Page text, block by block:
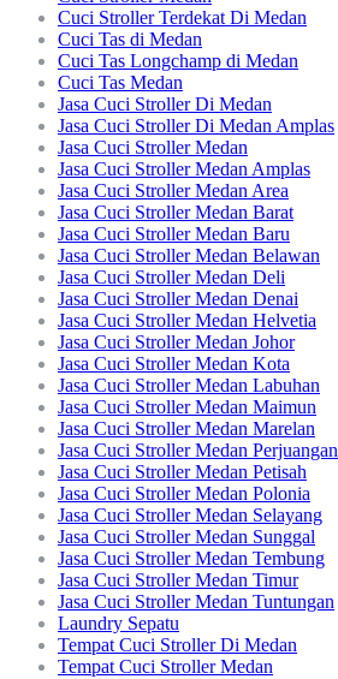
Cuci Stroller Terdekat Di Medan
Cuci Tas di Medan
Cuci Tas Longchamp di Medan
Cuci Tas Medan
Jasa Cuci Stroller Di Medan
Jasa Cuci Stroller Di Medan Amplas
Jasa Cuci Stroller Medan
Jasa Cuci Stroller Medan Amplas
Jasa Cuci Stroller Medan Area
Jasa Cuci Stroller Medan Barat
Jasa Cuci Stroller Medan Baru
Jasa Cuci Stroller Medan Belawan
Jasa Cuci Stroller Medan Deli
Jasa Cuci Stroller Medan Denai
Jasa Cuci Stroller Medan Helvetia
Jasa Cuci Stroller Medan Johor
Jasa Cuci Stroller Medan Kota
Jasa Cuci Stroller Medan Labuhan
Jasa Cuci Stroller Medan Maimun
Jasa Cuci Stroller Medan Marelan
Jasa Cuci Stroller Medan Perjuangan
Jasa Cuci Stroller Medan Petisah
Jasa Cuci Stroller Medan Polonia
Jasa Cuci Stroller Medan Selayang
Jasa Cuci Stroller Medan Sunggal
Jasa Cuci Stroller Medan Tembung
Jasa Cuci Stroller Medan Timur
Jasa Cuci Stroller Medan Tuntungan
Laundry Sepatu
Tempat Cuci Stroller Di Medan
Tempat Cuci Stroller Medan